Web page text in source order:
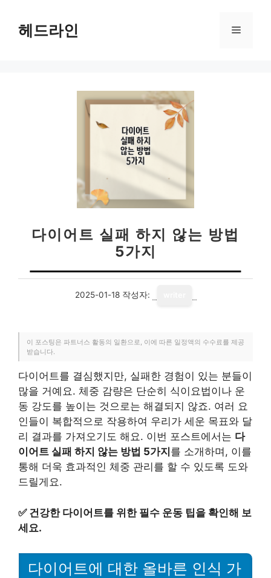
헤드라인 메
다이어트 실패 하지 않는 방법
5가지
2025-01-18 작성자:
이 포스팅은 파트너스 활동의 일환으로, 이에 따른 일정액의 수수료를 제공
받습니다.
다이어트를 결심했지만, 실패한 경험이 있는 분들이
많을 거예요. 체중 감량은 단순히 식이요법이나 운
동 강도를 높이는 것으로는 해결되지 않죠. 여러 요
인들이 복합적으로 작용하여 우리가 세운 목표와 달
리 결과를 가져오기도 해요. 이번 포스트에서는 다
이어트 실패 하지 않는 방법 5가지 를 소개하며, 이를
통해 더욱 효과적인 체중 관리를 할 수 있도록 도와
드릴게요.
✅ 건강한 다이어트를 위한 필수 운동 팁을 확인해 보
세요.
다이어트에 대한 올바른 인식 가